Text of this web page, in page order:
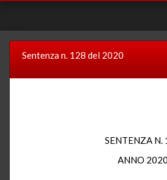
Sentenza n. 128 del 2020
SENTENZA N.
ANNO 2020